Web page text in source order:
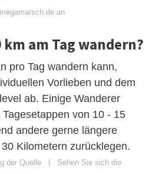
an
km am Tag wandern?
pro Tag wandern kann,
Vorlieben und dem
ab. Einige Wanderer
von 10 - 15
andere gerne längere
Kilometern zurücklegen.
der Quelle | Sehen Sie sich die